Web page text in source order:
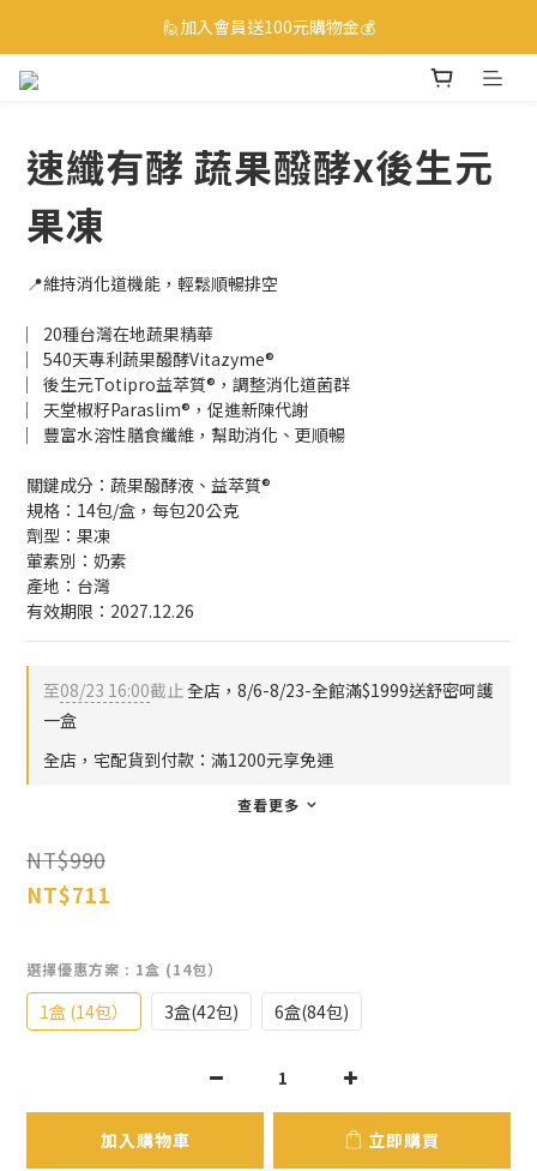
☎ 0800-530-885 訂購服務專線
🙋加入會員送100元購物金💰
速纖有酵 蔬果醱酵x後生元
果凍
📍維持消化道機能，輕鬆順暢排空
︳20種台灣在地蔬果精華
︳540天專利蔬果醱酵Vitazyme®
︳後生元Totipro益萃質®，調整消化道菌群
︳天堂椒籽Paraslim®，促進新陳代謝
︳豐富水溶性膳食纖維，幫助消化、更順暢
關鍵成分：蔬果醱酵液、益萃質®
規格：14包/盒，每包20公克
劑型：果凍
葷素別：奶素
產地：台灣
有效期限：2027.12.26
至08/23 16:00截止全店，8/6-8/23-全館滿$1999送舒密呵護
一盒
全店，宅配貨到付款：滿1200元享免運
查看更多
NT$990
NT$711
選擇優惠方案 : 1盒 (14包）
1盒 (14包） 3盒(42包) 6盒(84包)
加入購物車 立即購買